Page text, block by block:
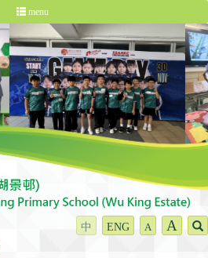
menu
中 ENG A A